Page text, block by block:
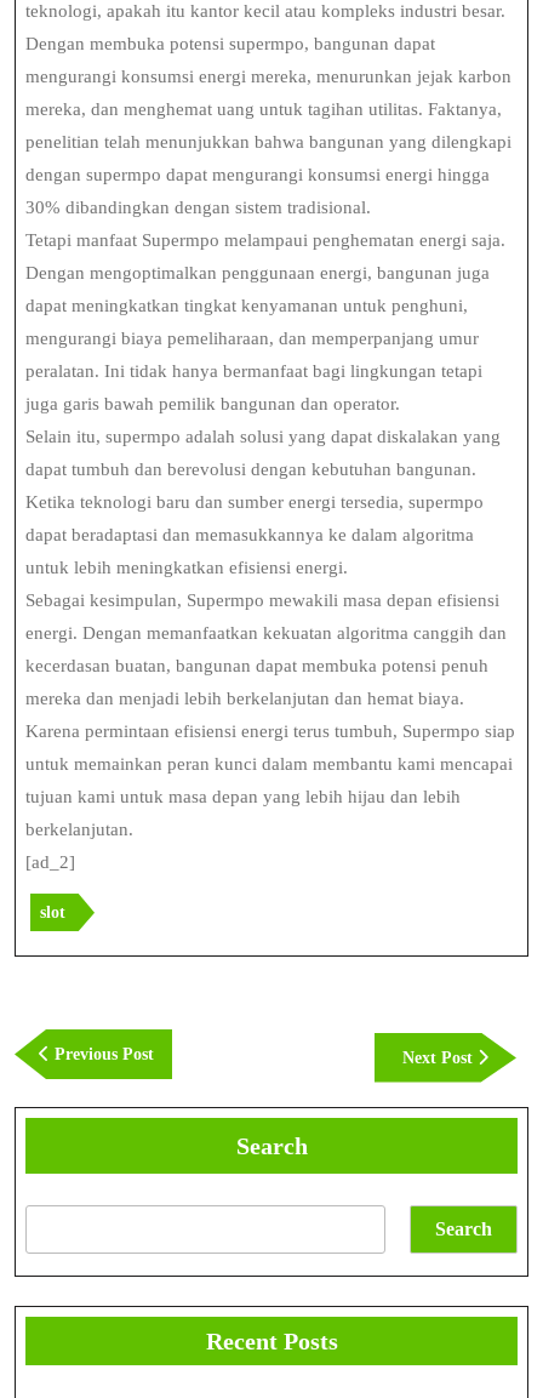
teknologi, apakah itu kantor kecil atau kompleks industri besar.
Dengan membuka potensi supermpo, bangunan dapat
mengurangi konsumsi energi mereka, menurunkan jejak karbon
mereka, dan menghemat uang untuk tagihan utilitas. Faktanya,
penelitian telah menunjukkan bahwa bangunan yang dilengkapi
dengan supermpo dapat mengurangi konsumsi energi hingga
30% dibandingkan dengan sistem tradisional.
Tetapi manfaat Supermpo melampaui penghematan energi saja.
Dengan mengoptimalkan penggunaan energi, bangunan juga
dapat meningkatkan tingkat kenyamanan untuk penghuni,
mengurangi biaya pemeliharaan, dan memperpanjang umur
peralatan. Ini tidak hanya bermanfaat bagi lingkungan tetapi
juga garis bawah pemilik bangunan dan operator.
Selain itu, supermpo adalah solusi yang dapat diskalakan yang
dapat tumbuh dan berevolusi dengan kebutuhan bangunan.
Ketika teknologi baru dan sumber energi tersedia, supermpo
dapat beradaptasi dan memasukkannya ke dalam algoritma
untuk lebih meningkatkan efisiensi energi.
Sebagai kesimpulan, Supermpo mewakili masa depan efisiensi
energi. Dengan memanfaatkan kekuatan algoritma canggih dan
kecerdasan buatan, bangunan dapat membuka potensi penuh
mereka dan menjadi lebih berkelanjutan dan hemat biaya.
Karena permintaan efisiensi energi terus tumbuh, Supermpo siap
untuk memainkan peran kunci dalam membantu kami mencapai
tujuan kami untuk masa depan yang lebih hijau dan lebih
berkelanjutan.
[ad_2]
slot
navigation
Previous PostPrevious
Post
Next Post
Next
Post
Search
Search
Recent Posts